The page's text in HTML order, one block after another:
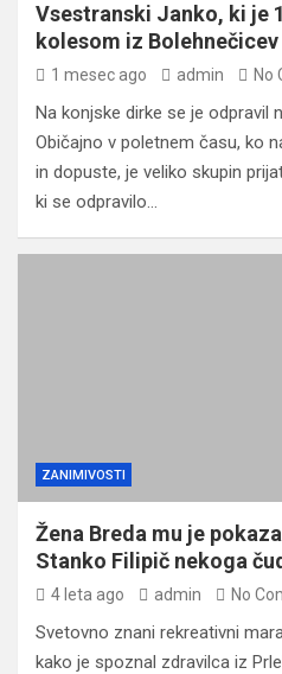
Vsestranski Janko, ki je
kolesom iz
1 mesec ago admin No
Na konjske dirke se je odpravil
Običajno v poletnem času, ko
in dopuste, je veliko skupin
ki se odpravilo…
ZANIMIVOSTI
Žena Breda mu je
Stanko Filipič nekoga
4 leta ago admin No
Svetovno znani rekreativni
kako je spoznal zdravilca iz